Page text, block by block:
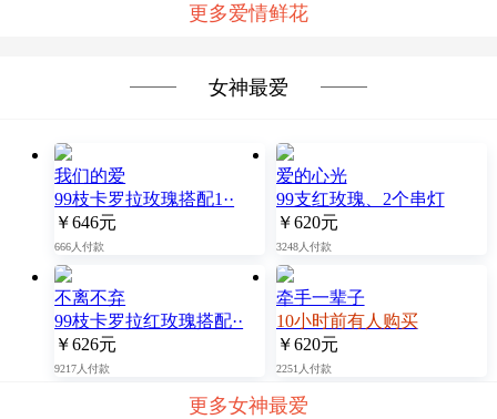
更多爱情鲜花
女神最爱
我们的爱
99枝卡罗拉玫瑰搭配1··
￥646元
666人付款
爱的心光
99支红玫瑰、2个串灯
￥620元
3248人付款
不离不弃
99枝卡罗拉红玫瑰搭配··
￥626元
9217人付款
牵手一辈子
10小时前有人购买
￥620元
2251人付款
更多女神最爱